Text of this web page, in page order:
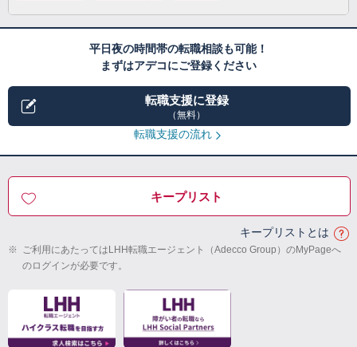
平日夜の時間帯の転職相談も可能！
まずはアデコにご登録ください
転職支援に登録
（無料）
転職支援の流れ
キープリスト
キープリストとは
※ ご利用にあたってはLHH転職エージェント（Adecco Group）のMyPageへ
のログインが必要です。